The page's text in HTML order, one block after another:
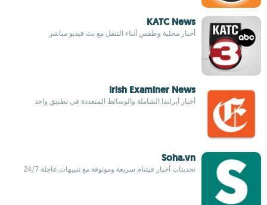
KATC News
أخبار محلية وطقس أثناء التنقل مع بث فيديو مباشر
Irish Examiner News
أخبار أيرلندا الشاملة والوسائط المتعددة في تطبيق واحد
Soha.vn
تحديثات أخبار فيتنام سريعة وموثوقة مع تنبيهات عاجلة 24/7